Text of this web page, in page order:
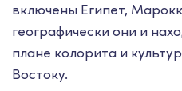
включены Египет,
географически они и
плане колорита и
Востоку.